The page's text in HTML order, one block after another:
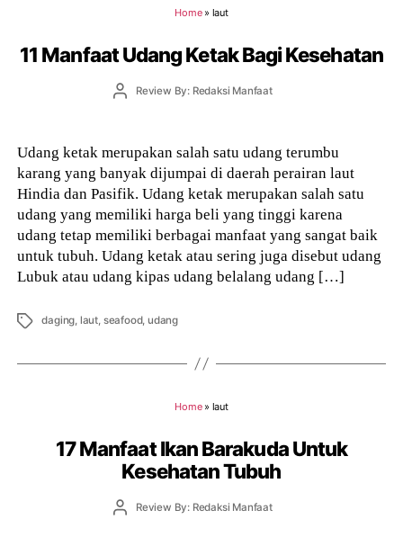
Home» laut
11 Manfaat Udang Ketak Bagi Kesehatan
PostReview By: Redaksi Manfaat
Udang ketak merupakan salah satu udang terumbu
karang yang banyak dijumpai di daerah perairan laut
Hindia dan Pasifik. Udang ketak merupakan salah satu
udang yang memiliki harga beli yang tinggi karena
udang tetap memiliki berbagai manfaat yang sangat baik
untuk tubuh. Udang ketak atau sering juga disebut udang
Lubuk atau udang kipas udang belalang udang […]
Tags daging, laut, seafood, udang
Home» laut
17 Manfaat Ikan Barakuda Untuk
Kesehatan Tubuh
PostReview By: Redaksi Manfaat